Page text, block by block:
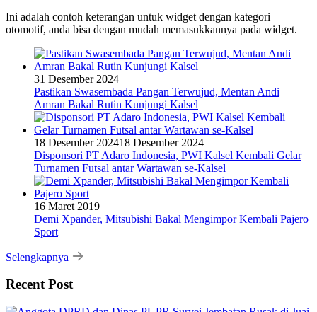
Ini adalah contoh keterangan untuk widget dengan kategori
otomotif, anda bisa dengan mudah memasukkannya pada widget.
31 Desember 2024
Pastikan Swasembada Pangan Terwujud, Mentan Andi
Amran Bakal Rutin Kunjungi Kalsel
18 Desember 202418 Desember 2024
Disponsori PT Adaro Indonesia, PWI Kalsel Kembali Gelar
Turnamen Futsal antar Wartawan se-Kalsel
16 Maret 2019
Demi Xpander, Mitsubishi Bakal Mengimpor Kembali Pajero
Sport
Selengkapnya
Recent Post